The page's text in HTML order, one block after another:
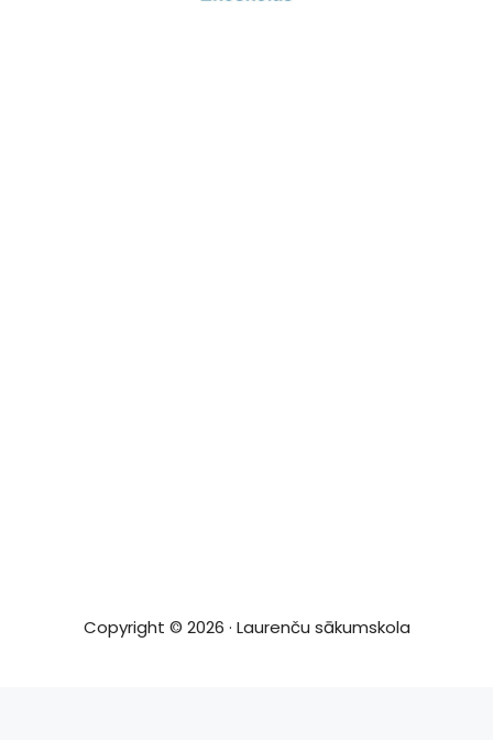
Copyright © 2026 · Laurenču sākumskola